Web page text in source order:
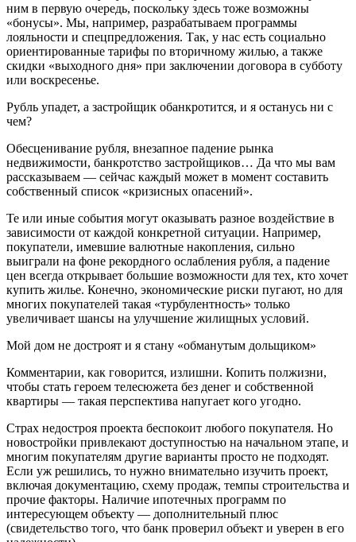
ним в первую очередь, поскольку здесь тоже возможны
«бонусы». Мы, например, разрабатываем программы
лояльности и спецпредложения. Так, у нас есть социально
ориентированные тарифы по вторичному жилью, а также
скидки «выходного дня» при заключении договора в субботу
или воскресенье.
Рубль упадет, а застройщик обанкротится, и я останусь ни с
чем?
Обесценивание рубля, внезапное падение рынка
недвижимости, банкротство застройщиков… Да что мы вам
рассказываем — сейчас каждый может в момент составить
собственный список «кризисных опасений».
Те или иные события могут оказывать разное воздействие в
зависимости от каждой конкретной ситуации. Например,
покупатели, имевшие валютные накопления, сильно
выиграли на фоне рекордного ослабления рубля, а падение
цен всегда открывает большие возможности для тех, кто хочет
купить жилье. Конечно, экономические риски пугают, но для
многих покупателей такая «турбулентность» только
увеличивает шансы на улучшение жилищных условий.
Мой дом не достроят и я стану «обманутым дольщиком»
Комментарии, как говорится, излишни. Копить полжизни,
чтобы стать героем телесюжета без денег и собственной
квартиры — такая перспектива напугает кого угодно.
Страх недостроя проекта беспокоит любого покупателя. Но
новостройки привлекают доступностью на начальном этапе, и
многим покупателям другие варианты просто не подходят.
Если уж решились, то нужно внимательно изучить проект,
включая документацию, схему продаж, темпы строительства и
прочие факторы. Наличие ипотечных программ по
интересующем объекту — дополнительный плюс
(свидетельство того, что банк проверил объект и уверен в его